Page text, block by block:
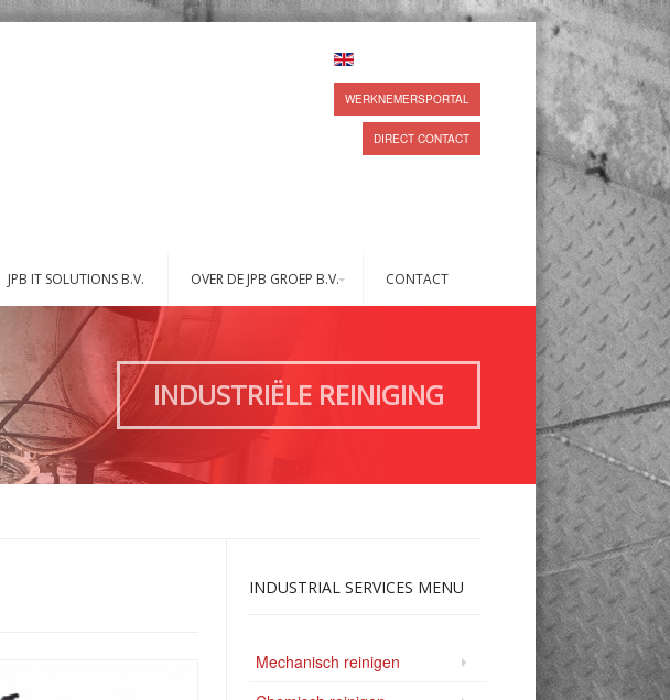
WERKNEMERSPORTAL
DIRECT CONTACT
JPB IT SOLUTIONS B.V. OVER DE JPB GROEP B.V. CONTACT
INDUSTRIËLE REINIGING
INDUSTRIAL SERVICES MENU
Mechanisch reinigen